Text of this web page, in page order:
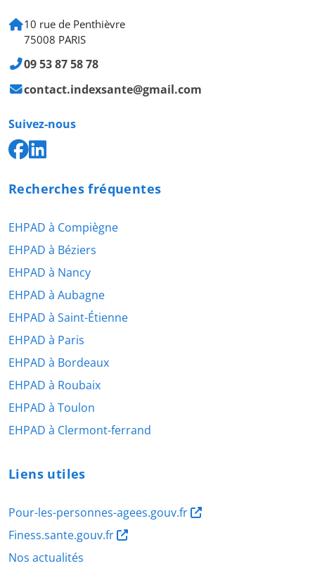
10 rue de Penthièvre
75008 PARIS
09 53 87 58 78
contact.indexsante@gmail.com
Suivez-nous
Recherches fréquentes
EHPAD à Compiègne
EHPAD à Béziers
EHPAD à Nancy
EHPAD à Aubagne
EHPAD à Saint-Étienne
EHPAD à Paris
EHPAD à Bordeaux
EHPAD à Roubaix
EHPAD à Toulon
EHPAD à Clermont-ferrand
Liens utiles
Pour-les-personnes-agees.gouv.fr
Finess.sante.gouv.fr
Nos actualités